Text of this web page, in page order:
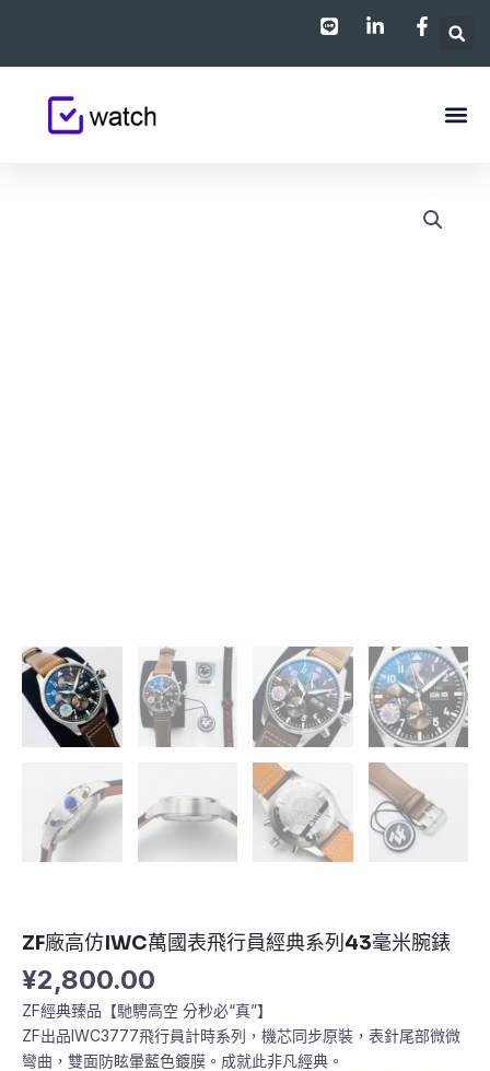
ZF廠高仿IWC萬國表飛行員經典系列43毫米腕錶
¥2,800.00
ZF經典臻品【馳騁高空 分秒必“真”】
ZF出品IWC3777飛行員計時系列，機芯同步原裝，表針尾部微微
彎曲，雙面防眩暈藍色鍍膜。成就此非凡經典。